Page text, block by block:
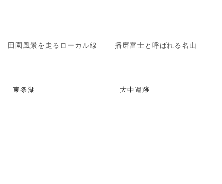
田園風景を走るローカル線 播磨富士と呼ばれる名山
東条湖 大中遺跡